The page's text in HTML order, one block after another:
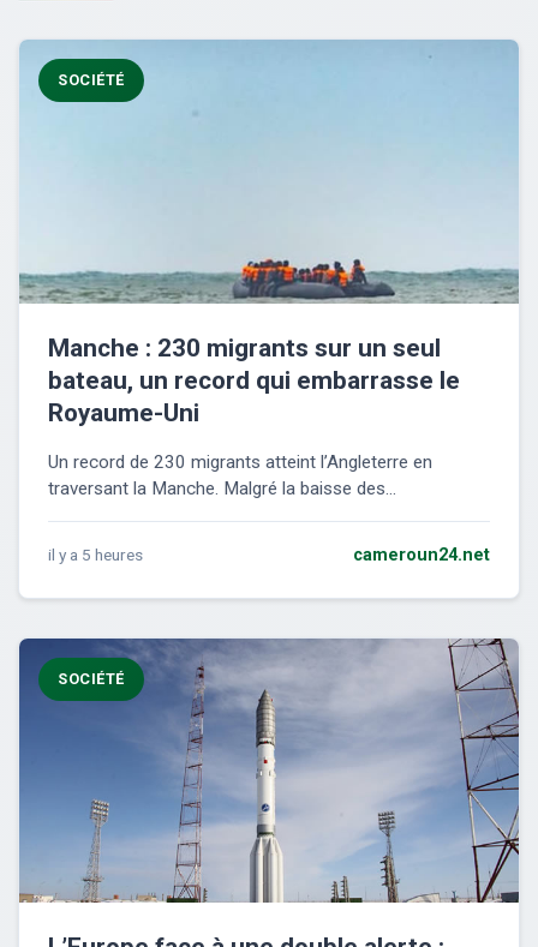
SOCIÉTÉ
Manche : 230 migrants sur un seul
bateau, un record qui embarrasse le
Royaume-Uni
Un record de 230 migrants atteint l’Angleterre en
traversant la Manche. Malgré la baisse des...
il y a 5 heures cameroun24.net
SOCIÉTÉ